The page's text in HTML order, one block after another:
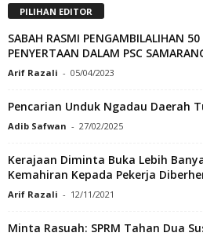
PILIHAN EDITOR
SABAH RASMI PENGAMBILALIHAN
PENYERTAAN DALAM PSC
Arif Razali - 05/04/2023
Pencarian Unduk Ngadau Daerah
Adib Safwan - 27/02/2025
Kerajaan Diminta Buka Lebih
Kemahiran Kepada Pekerja
Arif Razali - 12/11/2021
Minta Rasuah: SPRM Tahan Dua